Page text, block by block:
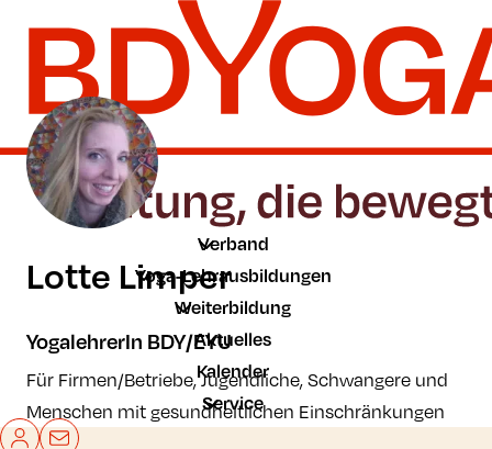
Zum Hauptinhalt der Seite springen
Zur Startseite navigieren
Verband
Yoga-Lehrausbildungen
Weiterbildung
Aktuelles
Kalender
Service
Mein BDYoga
Kontakt
Lotte Limper
YogalehrerIn BDY/EYU
Für Firmen/Betriebe, Jugendliche, Schwangere und
Menschen mit gesundheitlichen Einschränkungen